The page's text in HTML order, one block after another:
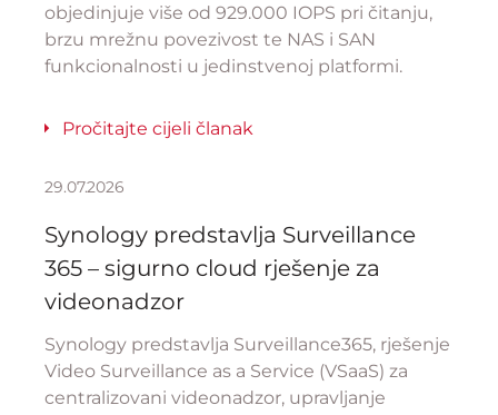
objedinjuje više od 929.000 IOPS pri čitanju,
brzu mrežnu povezivost te NAS i SAN
funkcionalnosti u jedinstvenoj platformi.
Pročitajte cijeli članak
29.07.2026
Synology predstavlja Surveillance
365 – sigurno cloud rješenje za
videonadzor
Synology predstavlja Surveillance365, rješenje
Video Surveillance as a Service (VSaaS) za
centralizovani videonadzor, upravljanje